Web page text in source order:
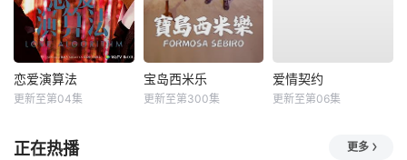
恋爱演算法
更新至第04集
宝岛西米乐
更新至第300集
爱情契约
更新至第06集
正在热播 更多